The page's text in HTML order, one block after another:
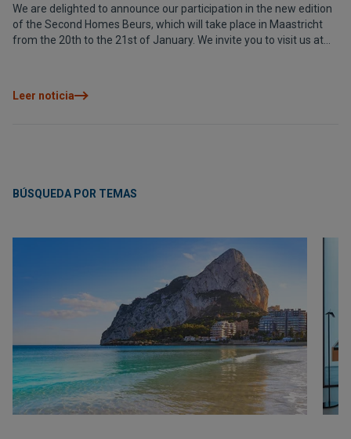
We are delighted to announce our participation in the new edition
of the Second Homes Beurs, which will take place in Maastricht
from the 20th to the 21st of January. We invite you to visit us at
Leer noticia
BÚSQUEDA POR TEMAS